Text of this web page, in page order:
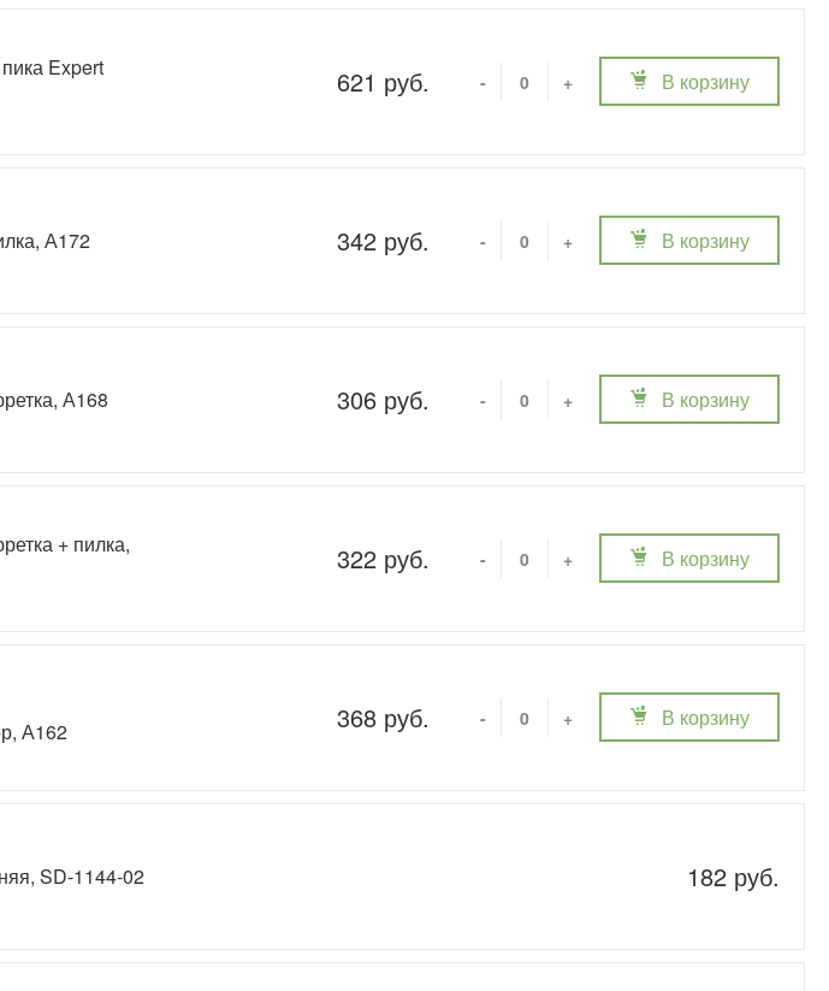
Expert
621 руб. - + В корзину
А172 342 руб. - + В корзину
А168 306 руб. - + В корзину
+ пилка,
322 руб. - + В корзину
А162
368 руб. - + В корзину
SD-1144-02 182 руб.